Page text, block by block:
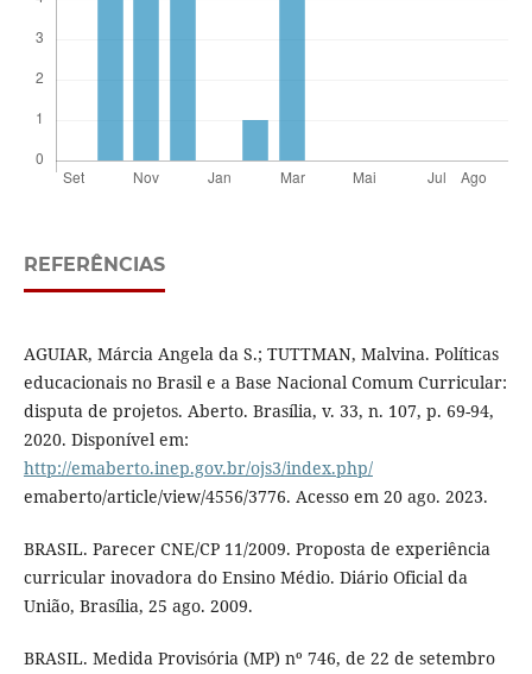
REFERÊNCIAS
AGUIAR, Márcia Angela da S.; TUTTMAN, Malvina. Políticas
educacionais no Brasil e a Base Nacional Comum Curricular:
disputa de projetos. Aberto. Brasília, v. 33, n. 107, p. 69-94,
2020. Disponível em:
http://emaberto.inep.gov.br/ojs3/index.php/
emaberto/article/view/4556/3776. Acesso em 20 ago. 2023.
BRASIL. Parecer CNE/CP 11/2009. Proposta de experiência
curricular inovadora do Ensino Médio. Diário Oficial da
União, Brasília, 25 ago. 2009.
BRASIL. Medida Provisória (MP) nº 746, de 22 de setembro